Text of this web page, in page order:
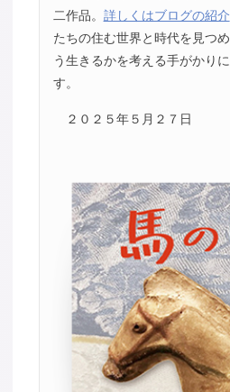
二作品。 詳しくはブログの紹介
たちの住む世界と時代を見つ
う生きるかを考える手がかり
す。
２０２５年５月２７日